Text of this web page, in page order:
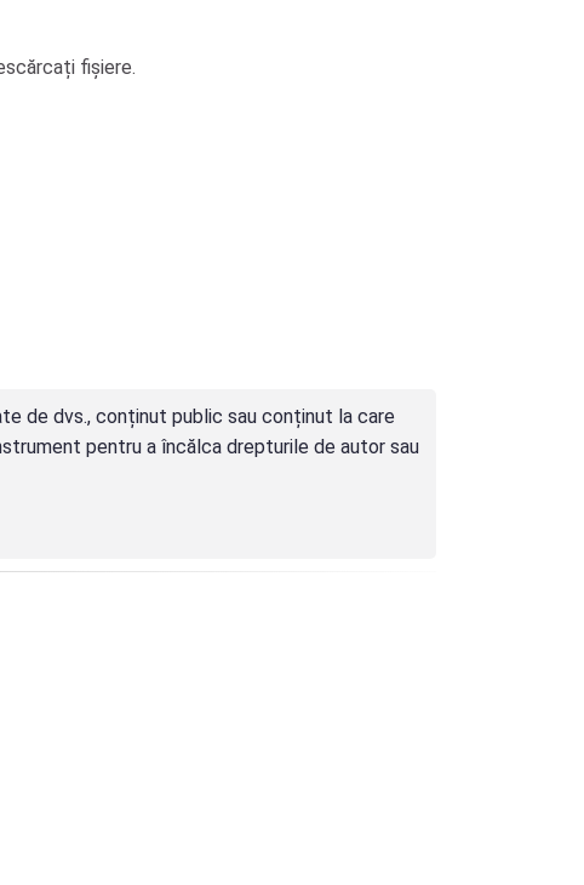
fișiere.
de dvs., conținut public sau conținut la care
pentru a încălca drepturile de autor sau